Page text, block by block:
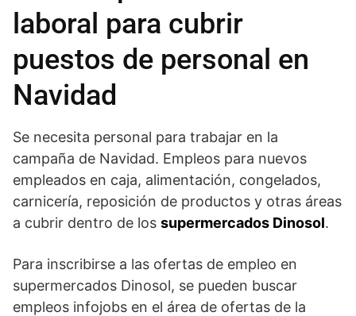
laboral para cubrir
puestos de personal en
Navidad
Se necesita personal para trabajar en la
campaña de Navidad. Empleos para nuevos
empleados en caja, alimentación, congelados,
carnicería, reposición de productos y otras áreas
a cubrir dentro de los supermercados Dinosol.
Para inscribirse a las ofertas de empleo en
supermercados Dinosol, se pueden buscar
empleos infojobs en el área de ofertas de la